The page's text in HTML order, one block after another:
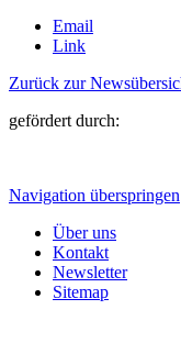
Email
Link
Zurück zur
gefördert durch:
Navigation überspringen
Über uns
Kontakt
Newsletter
Sitemap